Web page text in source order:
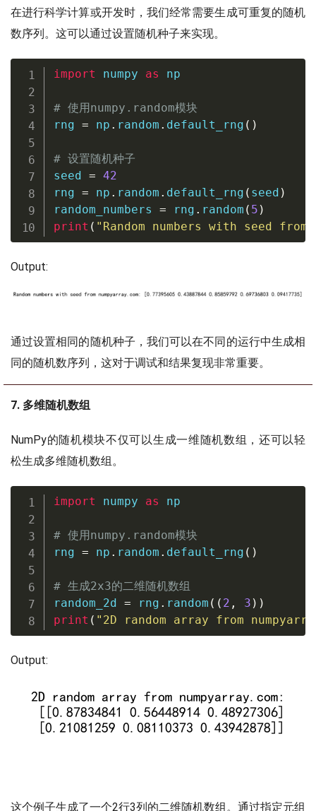
在进行科学计算或开发时，我们经常需要生成可重复的随机
数序列。这可以通过设置随机种子来实现。
import numpy as np
# 使用numpy.random模块
rng = np . random . default_rng ( )
# 设置随机种子
seed = 42
rng = np . random . default_rng ( seed )
random_numbers = rng . random ( 5 )
print ( "Random numbers with seed from
Output:
通过设置相同的随机种子，我们可以在不同的运行中生成相
同的随机数序列，这对于调试和结果复现非常重要。
7. 多维随机数组
NumPy的随机模块不仅可以生成一维随机数组，还可以轻
松生成多维随机数组。
import numpy as np
# 使用numpy.random模块
rng = np . random . default_rng ( )
# 生成2x3的二维随机数组
random_2d = rng . random ( ( 2 , 3 ) )
print ( "2D random array from
Output:
这个例子生成了一个2行3列的二维随机数组。通过指定元组